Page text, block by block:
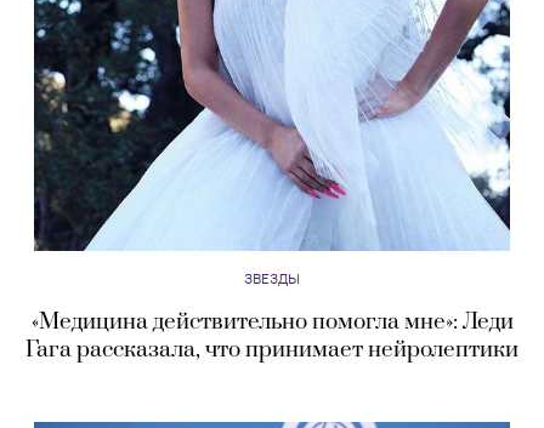
ЗВЕЗДЫ
«Медицина действительно помогла мне»: Леди
Гага рассказала, что принимает нейролептики